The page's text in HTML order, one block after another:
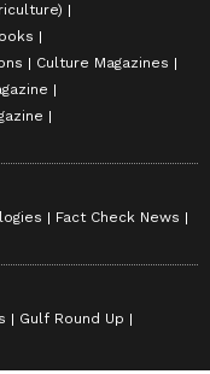
Culture Magazines
Fact Check News
Gulf Round Up